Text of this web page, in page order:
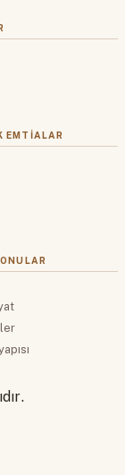
EMTIALAR